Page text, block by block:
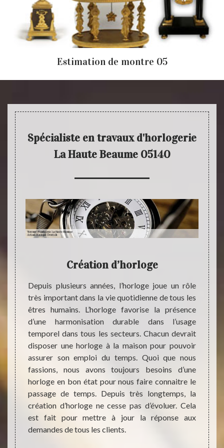
Estimation de montre 05
Spécialiste en travaux d'horlogerie
La Haute Beaume 05140
de
la
peut
à la
lieu
un
très
Création d’horloge
Depuis plusieurs années, l’horloge joue un rôle
très important dans la vie quotidienne de tous les
êtres humains. L’horloge favorise la présence
d’une harmonisation durable dans l’usage
temporel dans tous les secteurs. Chacun devrait
disposer une horloge à la maison pour pouvoir
assurer son emploi du temps. Quoi que nous
fassions, nous avons toujours besoins d’une
horloge en bon état pour nous faire connaitre le
passage de temps. Depuis très longtemps, la
création d’horloge ne cesse pas d’évoluer. Cela
est fait pour mettre à jour la réponse aux
demandes de tous les clients.
des
qui
de